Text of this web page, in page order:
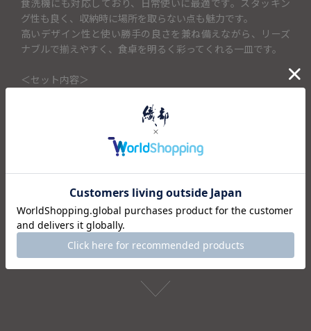
グ性も良く、収納時に場所を取らない点も魅力です。
高いデザイン性と使い勝手の良さを兼ね備えながら、リーズ
ナブルで揃えやすく、食卓を明るく彩ってくれる一皿です。
＜セット内容＞
仕様
注意事項